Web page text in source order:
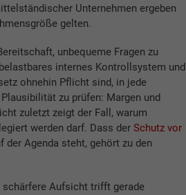
Unternehmen ergeben
gelten.
unbequeme Fragen zu
internes Kontrollsystem und
ohnehin Pflicht sind, in jede
zu prüfen: Margen und
zuletzt zeigt der Fall, warum
werden darf. Dass der Schutz vor
Agenda steht, gehört zu den
schärfere Aufsicht trifft gerade